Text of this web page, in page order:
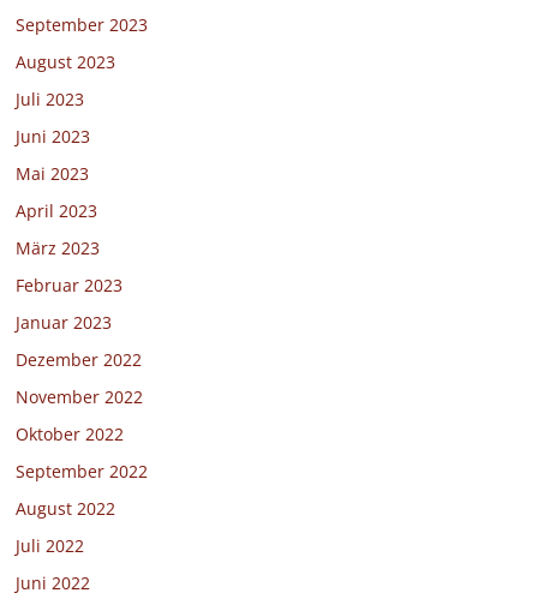
September 2023
August 2023
Juli 2023
Juni 2023
Mai 2023
April 2023
März 2023
Februar 2023
Januar 2023
Dezember 2022
November 2022
Oktober 2022
September 2022
August 2022
Juli 2022
Juni 2022